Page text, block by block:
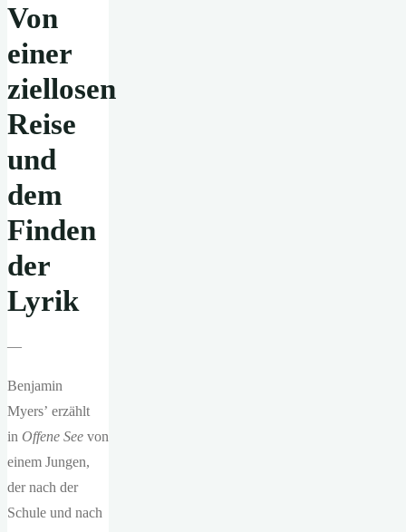
Von
einer
ziellosen
Reise
und
dem
Finden
der
Lyrik
—
Benjamin
Myers’ erzählt
in Offene See von
einem Jungen,
der nach der
Schule und nach